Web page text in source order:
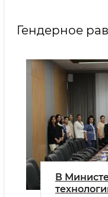
Гендерное
В